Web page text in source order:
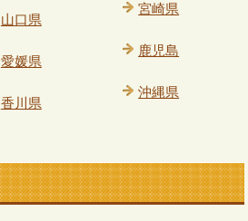
山口県
愛媛県
香川県
宮崎県
鹿児島
沖縄県